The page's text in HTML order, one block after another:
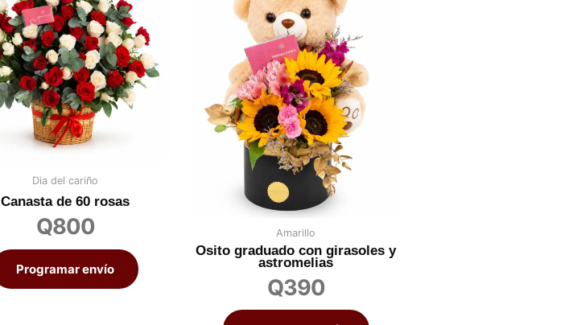
Dia del cariño
Canasta de 60 rosas
Q800
Programar envío
Amarillo
Osito graduado con girasoles y
astromelias
Q390